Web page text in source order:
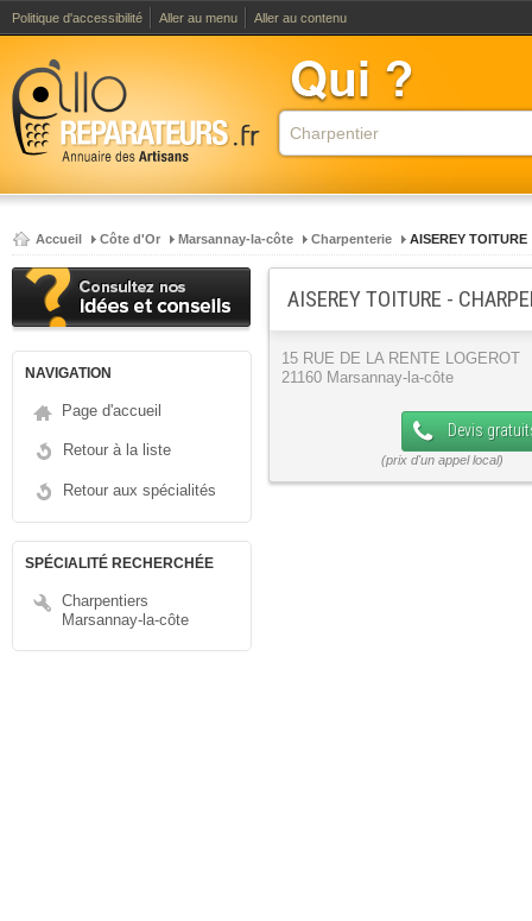
Politique d'accessibilité Aller au menu Aller au contenu
Accueil Côte d'Or Marsannay-la-côte Charpenterie AISEREY TOITURE
NAVIGATION
Page d'accueil
Retour à la liste
Retour aux spécialités
SPÉCIALITÉ RECHERCHÉE
Charpentiers
Marsannay-la-côte
AISEREY TOITURE -
15 RUE DE LA RENTE LOGEROT
21160 Marsannay-la-côte
Devis